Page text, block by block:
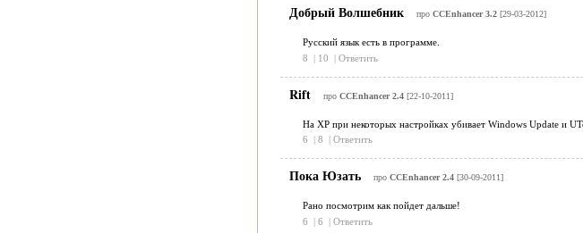
Добрый Волшебник про CCEnhancer 3.2[29-03-2012]
Русский язык есть в программе.
8
| 10 | Ответить
Rift про CCEnhancer 2.4[22-10-2011]
На XP при некоторых настройках убивает Windows Update и
6
8 Ответить
Пока Юзать про CCEnhancer 2.4[30-09-2011]
Рано посмотрим как пойдет дальше!
6
| 6 | Ответить